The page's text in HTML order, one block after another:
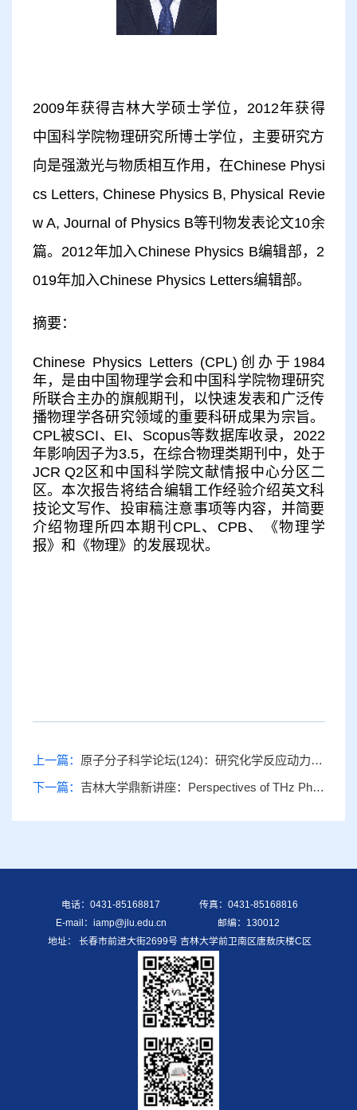
2009年获得吉林大学硕士学位，2012年获得
中国科学院物理研究所博士学位，主要研究方
向是强激光与物质相互作用，在Chinese Physi
cs Letters, Chinese Physics B, Physical Revie
w A, Journal of Physics B等刊物发表论文10余
篇。2012年加入Chinese Physics B编辑部，2
019年加入Chinese Physics Letters编辑部。
摘要：
Chinese Physics Letters (CPL)创办于1984
年，是由中国物理学会和中国科学院物理研究
所联合主办的旗舰期刊，以快速发表和广泛传
播物理学各研究领域的重要科研成果为宗旨。
CPL被SCI、EI、Scopus等数据库收录，2022
年影响因子为3.5，在综合物理类期刊中，处于
JCR Q2区和中国科学院文献情报中心分区二
区。本次报告将结合编辑工作经验介绍英文科
技论文写作、投审稿注意事项等内容，并简要
介绍物理所四本期刊CPL、CPB、《物理学
报》和《物理》的发展现状。
上一篇： 原子分子科学论坛(124)：研究化学反应动力学的高精度准经典方法
下一篇： 吉林大学鼎新讲座：Perspectives of THz Photonics
电话：0431-85168817
传真：0431-85168816
E-mail：iamp@jlu.edu.cn
邮编：130012
地址： 长春市前进大街2699号 吉林大学前卫南区唐敖庆楼C区